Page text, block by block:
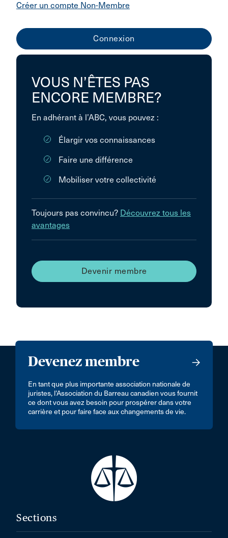
Créer un compte Non-Membre
VOUS N’ÊTES PAS
ENCORE MEMBRE?
En adhérant à l’ABC, vous pouvez :
Élargir vos connaissances
Faire une différence
Mobiliser votre collectivité
Toujours pas convincu? Découvrez tous les
avantages
Devenir membre
Devenez membre
En tant que plus importante association nationale de
juristes, l’Association du Barreau canadien vous fournit
ce dont vous avez besoin pour prospérer dans votre
carrière et pour faire face aux changements de vie.
Sections